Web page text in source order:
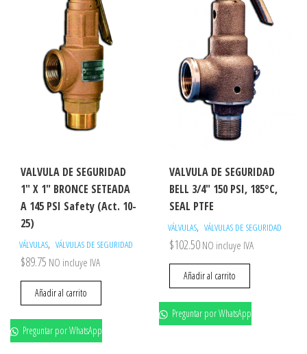
VALVULA DE SEGURIDAD
1″ X 1″ BRONCE SETEADA
A 145 PSI Safety (Act. 10-
25)
VÁLVULAS, VÁLVULAS DE SEGURIDAD
$89.75 NO incluye IVA
Añadir al carrito
Preguntar por WhatsApp
VALVULA DE SEGURIDAD
BELL 3/4″ 150 PSI, 185°C,
SEAL PTFE
VÁLVULAS, VÁLVULAS DE SEGURIDAD
$102.50 NO incluye IVA
Añadir al carrito
Preguntar por WhatsApp